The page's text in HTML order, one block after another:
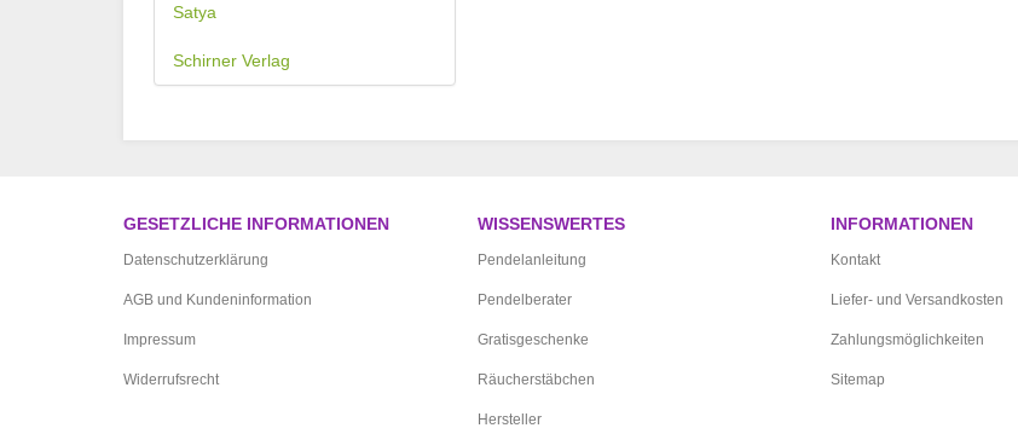
Satya
Schirner Verlag
GESETZLICHE INFORMATIONEN
Datenschutzerklärung
AGB und Kundeninformation
Impressum
Widerrufsrecht
WISSENSWERTES
Pendelanleitung
Pendelberater
Gratisgeschenke
Räucherstäbchen
Hersteller
INFORMATIONEN
Kontakt
Liefer- und Versandkosten
Zahlungsmöglichkeiten
Sitemap